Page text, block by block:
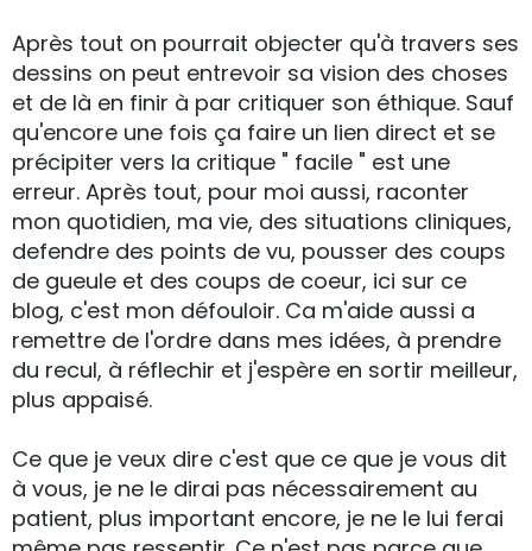
Après tout on pourrait objecter qu'à travers ses
dessins on peut entrevoir sa vision des choses
et de là en finir à par critiquer son éthique. Sauf
qu'encore une fois ça faire un lien direct et se
précipiter vers la critique " facile " est une
erreur. Après tout, pour moi aussi, raconter
mon quotidien, ma vie, des situations cliniques,
defendre des points de vu, pousser des coups
de gueule et des coups de coeur, ici sur ce
blog, c'est mon défouloir. Ca m'aide aussi a
remettre de l'ordre dans mes idées, à prendre
du recul, à réflechir et j'espère en sortir meilleur,
plus appaisé.
Ce que je veux dire c'est que ce que je vous dit
à vous, je ne le dirai pas nécessairement au
patient, plus important encore, je ne le lui ferai